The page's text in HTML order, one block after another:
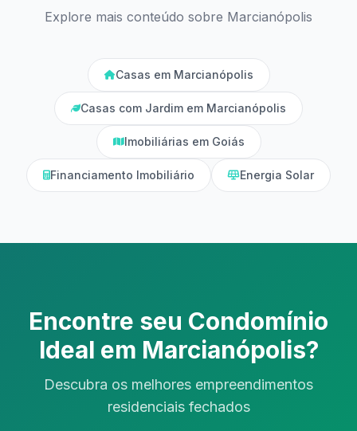
Explore mais conteúdo sobre Marcianópolis
Casas em Marcianópolis
Casas com Jardim em Marcianópolis
Imobiliárias em Goiás
Financiamento Imobiliário Energia Solar
Encontre seu Condomínio
Ideal em Marcianópolis?
Descubra os melhores empreendimentos
residenciais fechados